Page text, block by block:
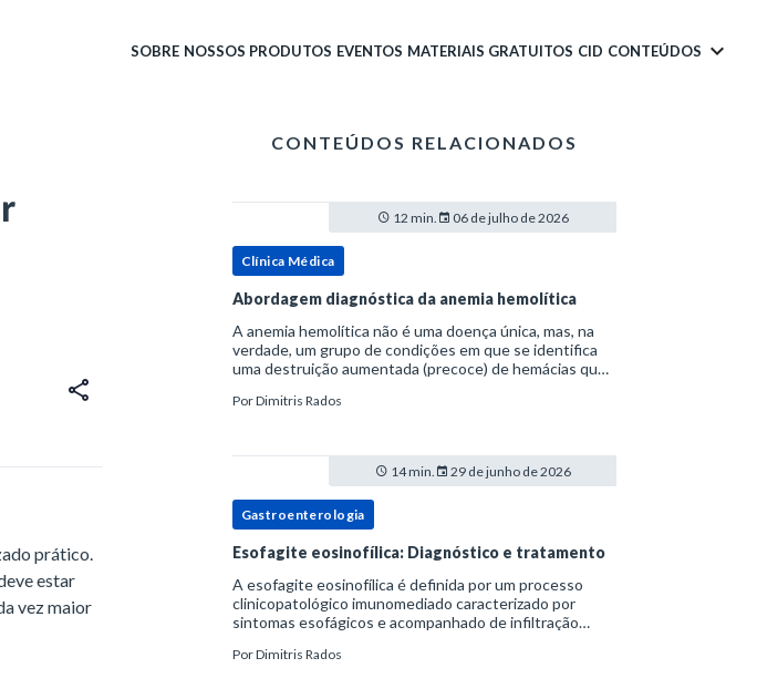
SOBRE NOSSOS PRODUTOS EVENTOS MATERIAIS GRATUITOS CID CONTEÚDOS
prático.
estar
vez maior
CONTEÚDOS RELACIONADOS
12 min. 06 de julho de 2026
Clínica Médica
Abordagem diagnóstica da anemia hemolítica
A anemia hemolítica não é uma doença única, mas, na
verdade, um grupo de condições em que se identifica
uma destruição aumentada (precoce) de hemácias que
óssea.Como a vida média normal da hemácia é de apro
PorDimitris Rados
14 min. 29 de junho de 2026
Gastroenterologia
Esofagite eosinofílica: Diagnóstico e tratamento
A esofagite eosinofílica é definida por um processo
clinicopatológico imunomediado caracterizado por
sintomas esofágicos e acompanhado de infiltração
dentro do espectro da doença do refluxo gastr
PorDimitris Rados